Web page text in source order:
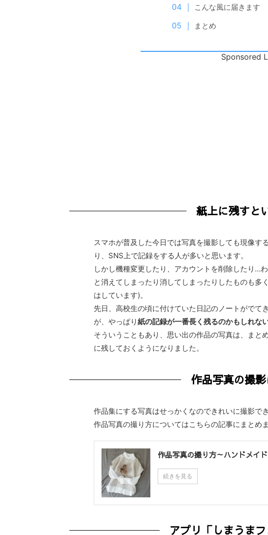
こんな風に届きます
まとめ
Sponsored
紙上に残すと
スマホが普及した今日では写真を撮影しても現像す
り、SNS上で記録をする人が多いと思います。
しかし機種変更したり、アカウントを削除したり…
と消えてしまったり消してしまったりしたものも多
はしています)。
先日、高校生の頃に付けていた日記のノートがでて
が、やっぱり紙の記録が一番長く残るのかもしれな
そういうこともあり、思い出の作品の写真は、まと
に残しておくようになりました。
作品写真の撮
作品集にする写真はせっかくなのできれいに撮影で
作品写真の撮り方についてはこちらの記事にまとめ
作品写真の撮り方～ハンドメイ
続きを見る
アプリ「しまうまフ